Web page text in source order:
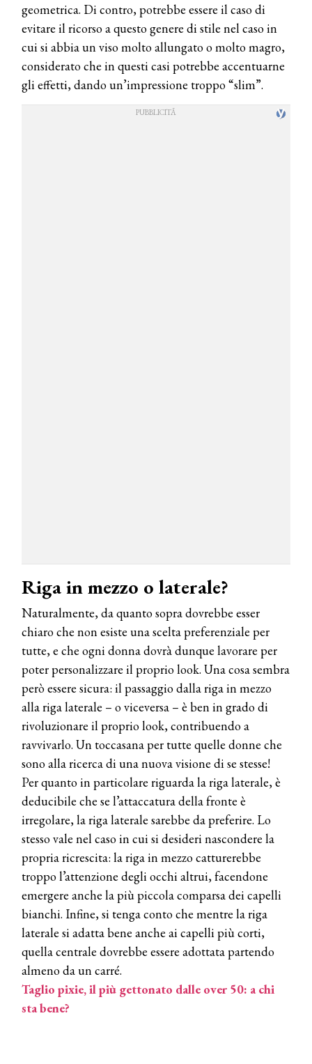
geometrica. Di contro, potrebbe essere il caso di
evitare il ricorso a questo genere di stile nel caso in
cui si abbia un viso molto allungato o molto magro,
considerato che in questi casi potrebbe accentuarne
gli effetti, dando un’impressione troppo “slim”.
Riga in mezzo o laterale?
Naturalmente, da quanto sopra dovrebbe esser
chiaro che non esiste una scelta preferenziale per
tutte, e che ogni donna dovrà dunque lavorare per
poter personalizzare il proprio look. Una cosa sembra
però essere sicura: il passaggio dalla riga in mezzo
alla riga laterale – o viceversa – è ben in grado di
rivoluzionare il proprio look, contribuendo a
ravvivarlo. Un toccasana per tutte quelle donne che
sono alla ricerca di una nuova visione di se stesse!
Per quanto in particolare riguarda la riga laterale, è
deducibile che se l’attaccatura della fronte è
irregolare, la riga laterale sarebbe da preferire. Lo
stesso vale nel caso in cui si desideri nascondere la
propria ricrescita: la riga in mezzo catturerebbe
troppo l’attenzione degli occhi altrui, facendone
emergere anche la più piccola comparsa dei capelli
bianchi. Infine, si tenga conto che mentre la riga
laterale si adatta bene anche ai capelli più corti,
quella centrale dovrebbe essere adottata partendo
almeno da un carré.
Taglio pixie, il più gettonato dalle over 50: a chi
sta bene?
COSMOPROF WORLDWIDE BOLOGNA
Cosmprof Worldwide Bologna
presenta THE BEAUTY &
WELLNESS CONGRESS 2022: I
DYSON
Dyson presenta la nuova collezione
pervinca e rosé per Natale
COTRIL
Continua la carrellata di look firmati
Cotril alla Festa del Cinema di Roma
TONI&GUY
A Natale regala una doppia
TONI&GUY “Feel Good Experience”!
TONI&GUY
LABEL.M lancia la sua innovativa ed
eco-sostenibile linea di prodotti
professionali
DAVINES
Davines presenta cofanetti beauty